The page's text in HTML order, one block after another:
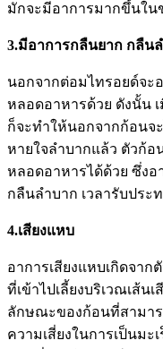
มักจะมีอาการมากขึ้นใ
3.มีอาการกลืนยาก กลืน
นอกจากต่อมไทรอยด์จะ
หลอดอาหารด้วย ดังนั้น
ก็จะทำให้นอกจากก้อนจ
หายใจลำบากแล้ว ตัวก้อ
หลอดอาหารได้ด้วย ซึ่ง
กลืนลำบาก เวลารับประ
4.เสียงแหบ
อาการเสียงแหบเกิดจา
ที่เข้าไปเลี้ยงบริเวณเส้น
ลักษณะของก้อนที่สามา
ความเสี่ยงในการเป็นมะเ